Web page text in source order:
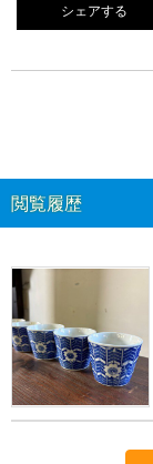
シェアする
閲覧履歴